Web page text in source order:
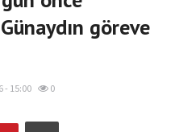
göreve
- 15:00 0